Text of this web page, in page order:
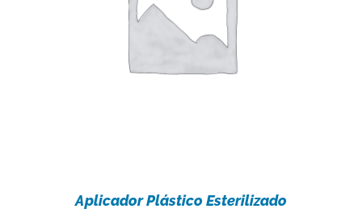
Aplicador Plástico Esterilizado